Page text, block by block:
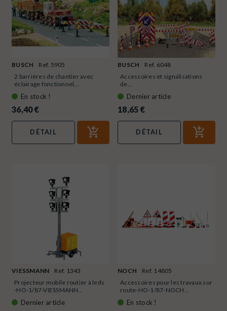
BUSCH
Ref. 5905
2 barrières de chantier avec
éclairage fonctionnel...
En stock !
36,40 €
DÉTAIL
BUSCH
Ref. 6048
Accessoires et signalisations
de...
Dernier article
18,65 €
DÉTAIL
VIESSMANN
Ref. 1343
Projecteur mobile routier à leds
-HO-1/87-VIESSMANN...
Dernier article
NOCH
Ref. 14805
Accessoires pour les travaux sur
route-HO-1/87-NOCH...
En stock !